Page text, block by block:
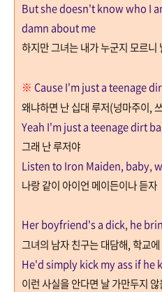
But she doesn't know who I
damn about me
하지만 그녀는 내가 누군지 모르니
※ Cause I'm just a teenage
왜냐하면 난 십대 루저(넝마주이,
Yeah I'm just a teenage dirt
그래 난 루저야
Listen to Iron Maiden, baby,
나랑 같이 아이언 메이든이나 듣자
Her boyfriend's a dick, he
그녀의 남자 친구는 대담해,학교
He'd simply kick my ass if he
이런 사실을 안다면 날 가만두지